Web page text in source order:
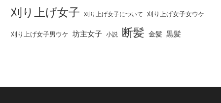
刈り上げ女子 刈り上げ女子について 刈り上げ女子女ウケ
刈り上げ女子男ウケ 坊主女子 小説 断髪 金髪 黒髪